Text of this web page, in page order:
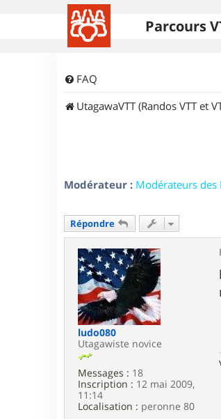
Parcours
FAQ
UtagawaVTT (Randos VTT et
Modérateur : Modérateurs des
Répondre
ludo080
Utagawiste novice
Messages : 18
Inscription : 12 mai 2009,
11:14
Localisation : peronne 80